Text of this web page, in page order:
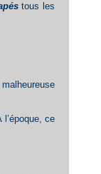
tous les
ce